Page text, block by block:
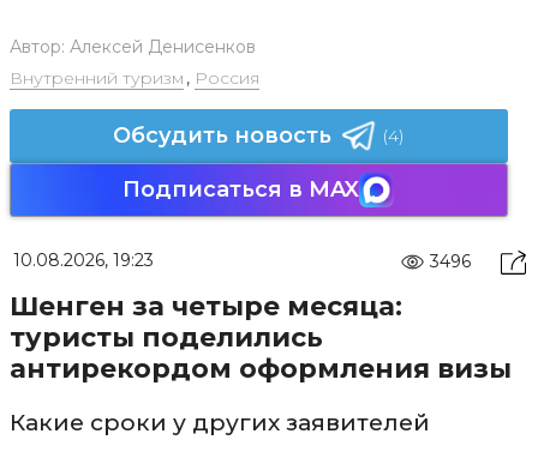
Автор: Алексей Денисенков
Внутренний туризм , Россия
Обсудить новость (4)
Подписаться в MAX
10.08.2026, 19:23 3496
Шенген за четыре месяца:
туристы поделились
антирекордом оформления визы
Какие сроки у других заявителей